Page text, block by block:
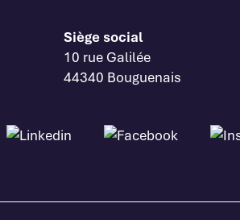
Siège social
10 rue Galilée
44340 Bouguenais